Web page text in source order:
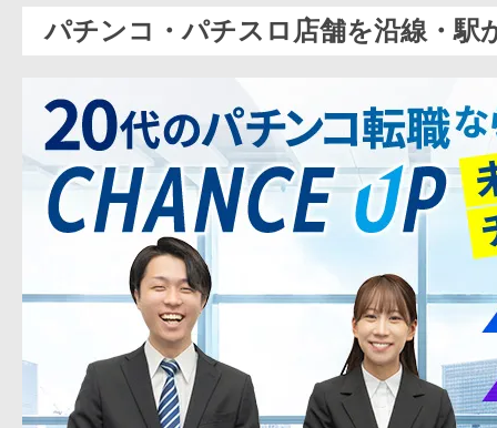
パチンコ・パチスロ店舗を沿線・駅